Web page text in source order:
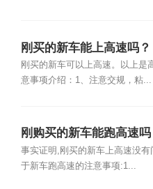
刚买的新车能上高速吗？
刚买的新车可以上高速。以上是
意事项介绍：1、注意交规，粘...
刚购买的新车能跑高速吗
事实证明,刚买的新车上高速没有
于新车跑高速的注意事项:1...